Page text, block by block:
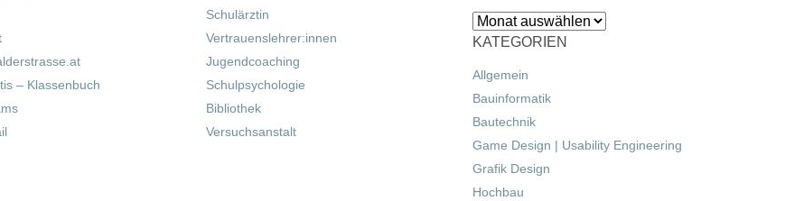
– Klassenbuch
Schulärztin
Vertrauenslehrer:innen
Jugendcoaching
Schulpsychologie
Bibliothek
Versuchsanstalt
Archiv
KATEGORIEN
Allgemein
Bauinformatik
Bautechnik
Game Design | Usability Engineering
Grafik Design
Hochbau